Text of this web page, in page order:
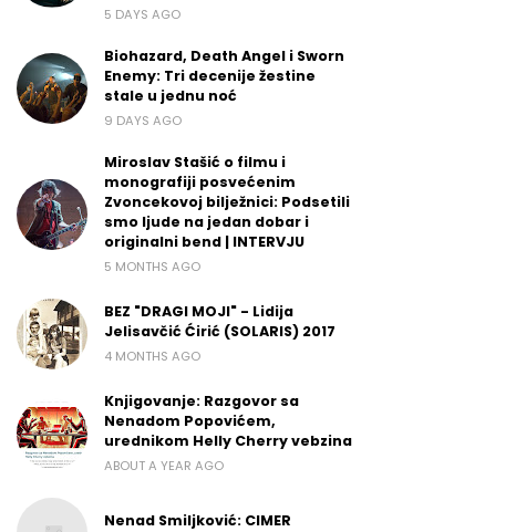
5 DAYS AGO
Biohazard, Death Angel i Sworn
Enemy: Tri decenije žestine
stale u jednu noć
9 DAYS AGO
Miroslav Stašić o filmu i
monografiji posvećenim
Zvoncekovoj bilježnici: Podsetili
smo ljude na jedan dobar i
originalni bend | INTERVJU
5 MONTHS AGO
BEZ "DRAGI MOJI" - Lidija
Jelisavčić Ćirić (SOLARIS) 2017
4 MONTHS AGO
Knjigovanje: Razgovor sa
Nenadom Popovićem,
urednikom Helly Cherry vebzina
ABOUT A YEAR AGO
Nenad Smiljković: CIMER